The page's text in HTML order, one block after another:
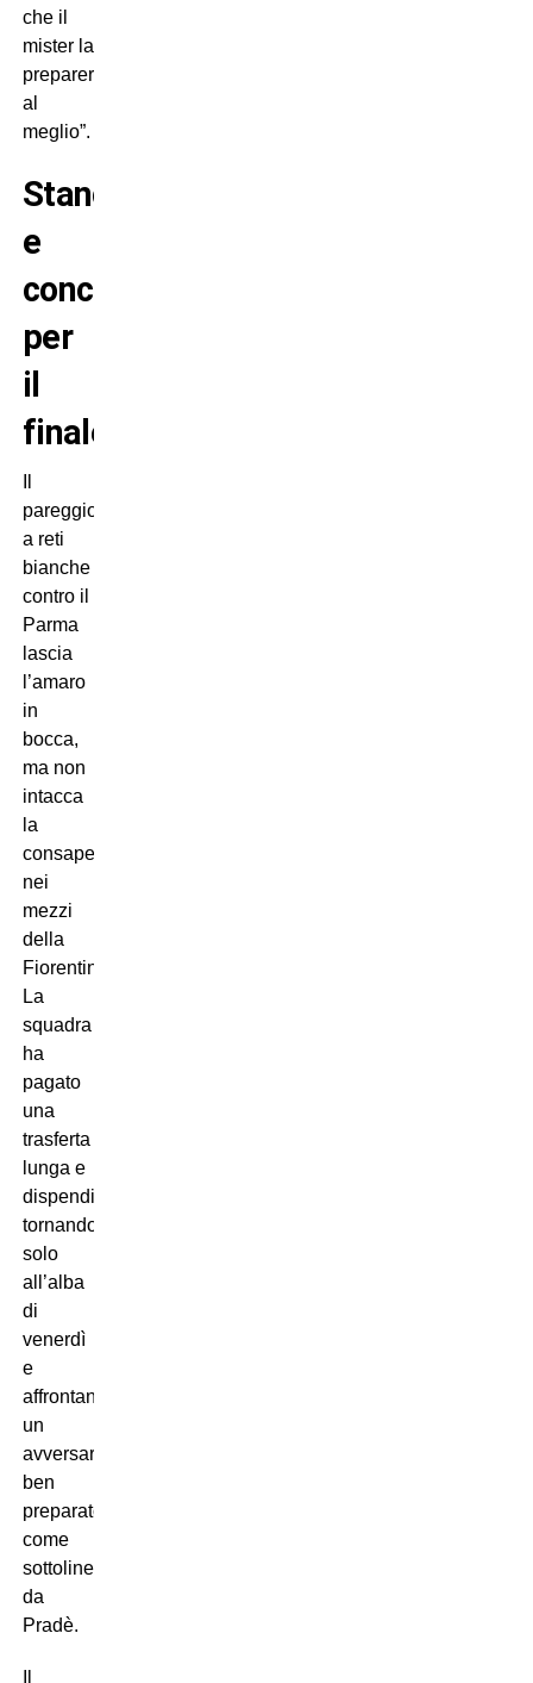
che il
mister la
preparerà
al
meglio”.
Stanchezza
e
concentrazione
per
il
finale
pareggio
a reti
bianche
contro il
Parma
lascia
l’amaro
in
bocca,
ma non
intacca
la
consapevolezza
nei
mezzi
della
Fiorentina.
La
squadra
ha
pagato
una
trasferta
lunga e
dispendiosa,
tornando
solo
all’alba
di
venerdì
e
affrontando
un
avversario
ben
preparato,
come
sottolineato
da
Pradè.